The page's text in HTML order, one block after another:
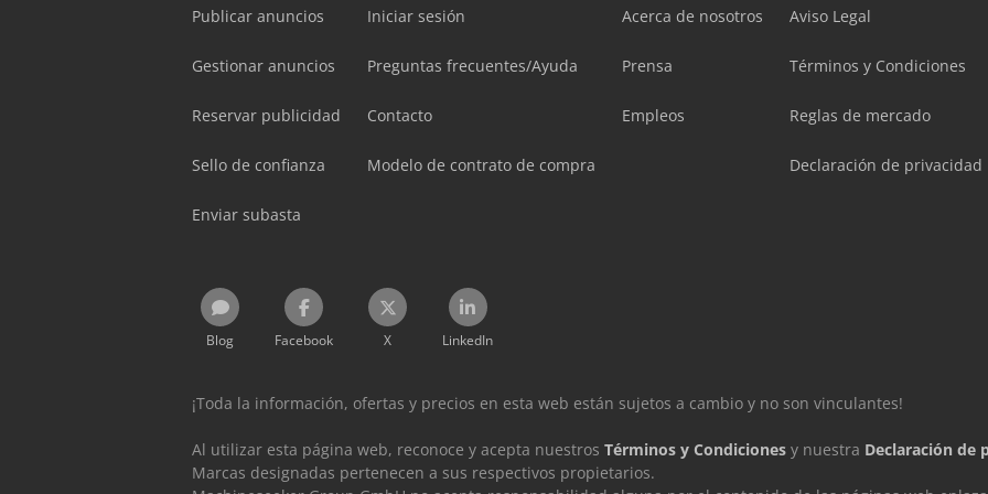
Publicar anuncios
Gestionar anuncios
Reservar publicidad
Sello de confianza
Enviar subasta
Iniciar sesión
Preguntas frecuentes/Ayuda
Contacto
Modelo de contrato de compra
Acerca de nosotros
Prensa
Empleos
Aviso Legal
Términos y Condiciones
Reglas de mercado
Declaración de privacidad
Blog Facebook X LinkedIn
¡Toda la información, ofertas y precios en esta web están sujetos a cambio y no son vinculantes!
Al utilizar esta página web, reconoce y acepta nuestros Términos y Condiciones y nuestra Declaración de
Marcas designadas pertenecen a sus respectivos propietarios.